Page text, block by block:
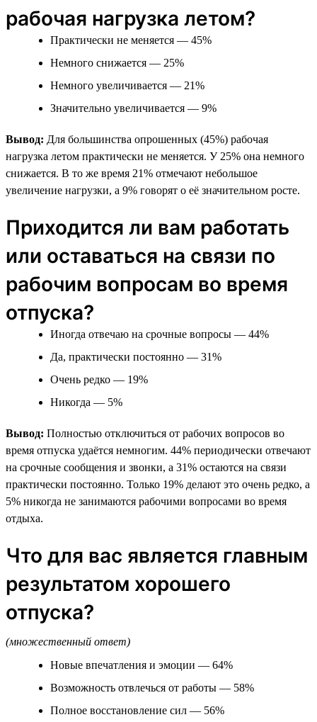
рабочая нагрузка летом?
Практически не меняется — 45%
Немного снижается — 25%
Немного увеличивается — 21%
Значительно увеличивается — 9%
Вывод: Для большинства опрошенных (45%) рабочая
нагрузка летом практически не меняется. У 25% она немного
снижается. В то же время 21% отмечают небольшое
увеличение нагрузки, а 9% говорят о её значительном росте.
Приходится ли вам работать
или оставаться на связи по
рабочим вопросам во время
отпуска?
Иногда отвечаю на срочные вопросы — 44%
Да, практически постоянно — 31%
Очень редко — 19%
Никогда — 5%
Вывод: Полностью отключиться от рабочих вопросов во
время отпуска удаётся немногим. 44% периодически отвечают
на срочные сообщения и звонки, а 31% остаются на связи
практически постоянно. Только 19% делают это очень редко, а
5% никогда не занимаются рабочими вопросами во время
отдыха.
Что для вас является главным
результатом хорошего
отпуска?
(множественный ответ)
Новые впечатления и эмоции — 64%
Возможность отвлечься от работы — 58%
Полное восстановление сил — 56%